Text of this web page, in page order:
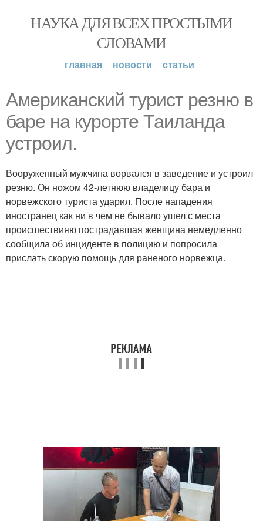
НАУКА ДЛЯ ВСЕХ ПРОСТЫМИ
СЛОВАМИ
главная новости статьи
Американский турист резню в
баре на курорте Таиланда
устроил.
Вооруженный мужчина ворвался в заведение и устроил
резню. Он ножом 42-летнюю владелицу бара и
норвежского туриста ударил. После нападения
иностранец как ни в чем не бывало ушел с места
происшествияю пострадавшая женщина немедленно
сообщила об инциденте в полицию и попросила
прислать скорую помощь для раненого норвежца.